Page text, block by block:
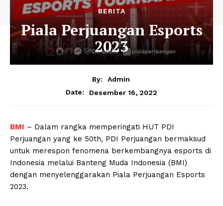
BERITA
Piala Perjuangan Esports
2023
By:
Admin
Date:
Desember 16, 2022
BMI – Dalam rangka memperingati HUT PDI
Perjuangan yang ke 50th, PDI Perjuangan bermaksud
untuk merespon fenomena berkembangnya esports di
Indonesia melalui Banteng Muda Indonesia (BMI)
dengan menyelenggarakan Piala Perjuangan Esports
2023.